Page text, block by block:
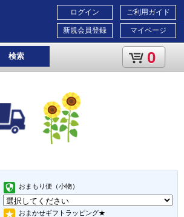
ご利用ガイド
マイページ
ログイン
新規会員登録
検索 0
おまもり便（小物）
おまかせギフトラッピング★